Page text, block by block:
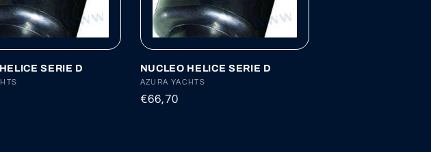
SERIE D NUCLEO HELICE SERIE D
Proveedor:
AZURA YACHTS
Precio
€66,70